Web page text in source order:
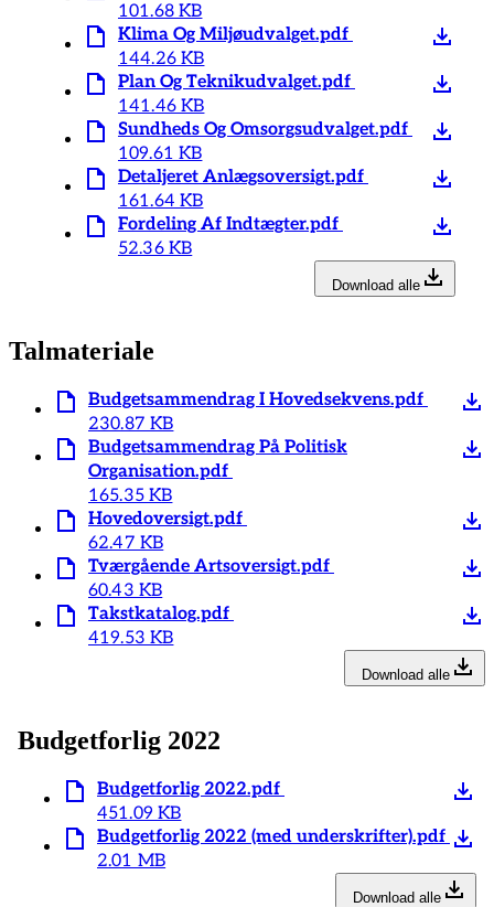
101.68 KB
Klima Og Miljøudvalget.pdf
144.26 KB
Plan Og Teknikudvalget.pdf
141.46 KB
Sundheds Og Omsorgsudvalget.pdf
109.61 KB
Detaljeret Anlægsoversigt.pdf
161.64 KB
Fordeling Af Indtægter.pdf
52.36 KB
Download alle
Talmateriale
Budgetsammendrag I Hovedsekvens.pdf
230.87 KB
Budgetsammendrag På Politisk
Organisation.pdf
165.35 KB
Hovedoversigt.pdf
62.47 KB
Tværgående Artsoversigt.pdf
60.43 KB
Takstkatalog.pdf
419.53 KB
Download alle
Budgetforlig 2022
Budgetforlig 2022.pdf
451.09 KB
Budgetforlig 2022 (med underskrifter).pdf
2.01 MB
Download alle